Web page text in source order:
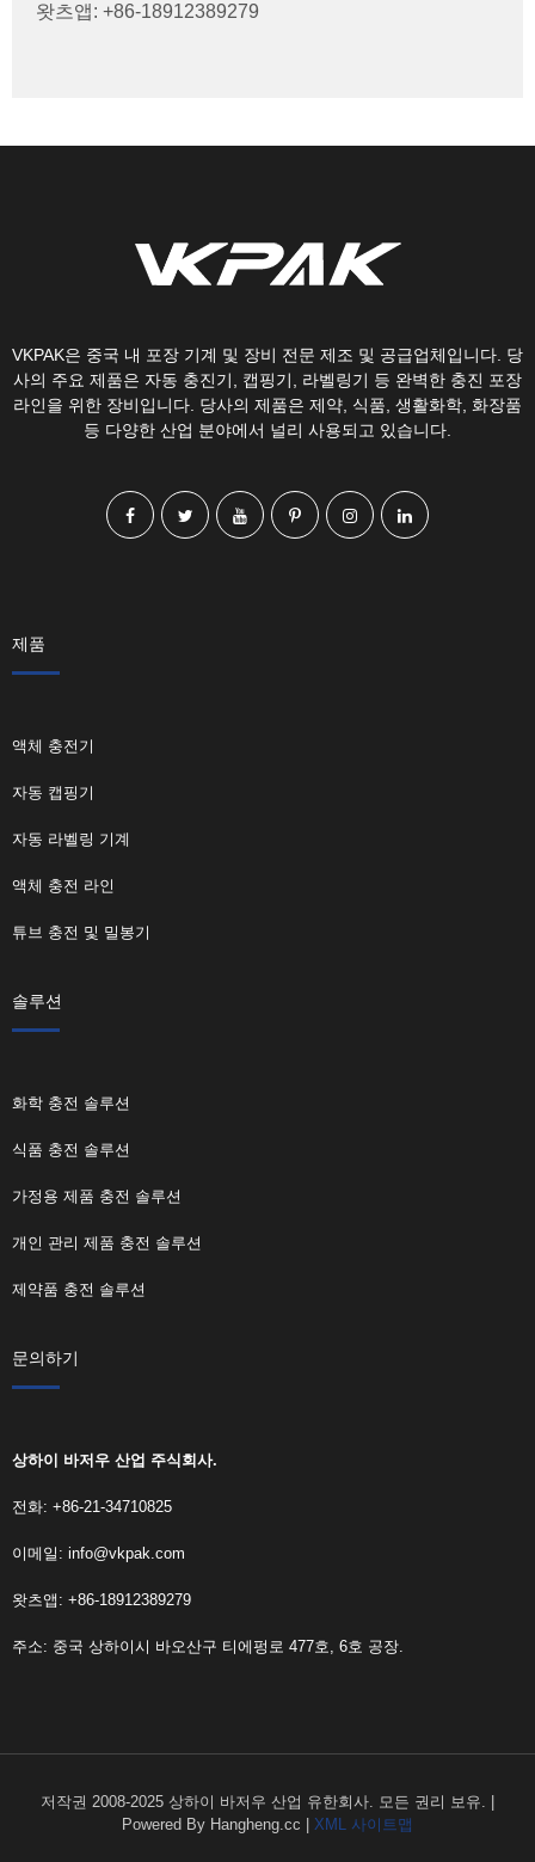
왓츠앱: +86-18912389279
VKPAK은 중국 내 포장 기계 및 장비 전문 제조 및 공급업체입니다. 당
사의 주요 제품은 자동 충진기, 캡핑기, 라벨링기 등 완벽한 충진 포장
라인을 위한 장비입니다. 당사의 제품은 제약, 식품, 생활화학, 화장품
등 다양한 산업 분야에서 널리 사용되고 있습니다.
제품
액체 충전기
자동 캡핑기
자동 라벨링 기계
액체 충전 라인
튜브 충전 및 밀봉기
솔루션
화학 충전 솔루션
식품 충전 솔루션
가정용 제품 충전 솔루션
개인 관리 제품 충전 솔루션
제약품 충전 솔루션
문의하기
상하이 바저우 산업 주식회사.
전화: +86-21-34710825
이메일: info@vkpak.com
왓츠앱: +86-18912389279
주소: 중국 상하이시 바오산구 티에펑로 477호, 6호 공장.
저작권 2008-2025 상하이 바저우 산업 유한회사. 모든 권리 보유. |
Powered By Hangheng.cc | XML 사이트맵